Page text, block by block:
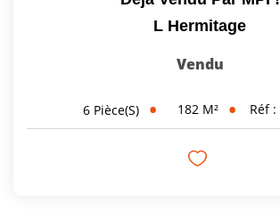
L Hermitage
Vendu
6 Pièce(s) 182 M² Réf :